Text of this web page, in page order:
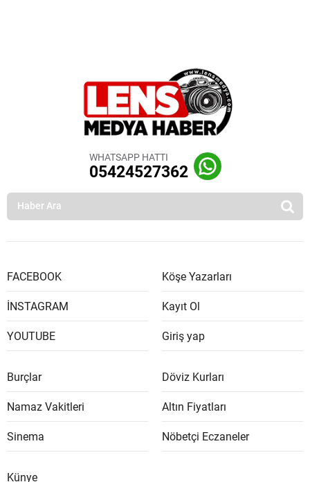
WHATSAPP HATTI
05424527362
FACEBOOK
İNSTAGRAM
YOUTUBE
Köşe Yazarları
Kayıt Ol
Giriş yap
Burçlar
Namaz Vakitleri
Sinema
Döviz Kurları
Altın Fiyatları
Nöbetçi Eczaneler
Künye